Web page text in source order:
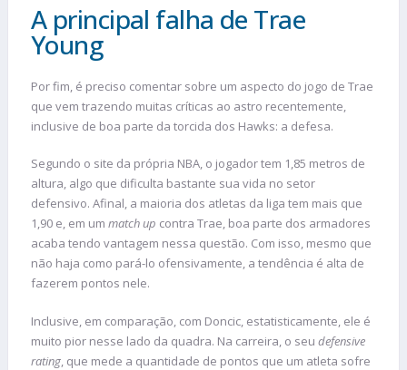
A principal falha de Trae
Young
Por fim, é preciso comentar sobre um aspecto do jogo de Trae
que vem trazendo muitas críticas ao astro recentemente,
inclusive de boa parte da torcida dos Hawks: a defesa.
Segundo o site da própria NBA, o jogador tem 1,85 metros de
altura, algo que dificulta bastante sua vida no setor
defensivo. Afinal, a maioria dos atletas da liga tem mais que
1,90 e, em um match up contra Trae, boa parte dos armadores
acaba tendo vantagem nessa questão. Com isso, mesmo que
não haja como pará-lo ofensivamente, a tendência é alta de
fazerem pontos nele.
Inclusive, em comparação, com Doncic, estatisticamente, ele é
muito pior nesse lado da quadra. Na carreira, o seu defensive
rating, que mede a quantidade de pontos que um atleta sofre